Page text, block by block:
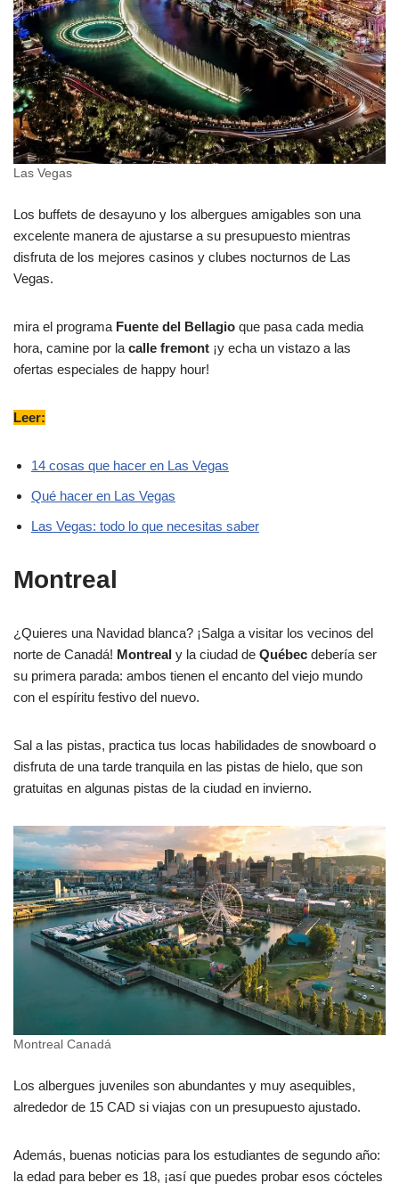
Las Vegas
Los buffets de desayuno y los albergues amigables son una
excelente manera de ajustarse a su presupuesto mientras
disfruta de los mejores casinos y clubes nocturnos de Las
Vegas.
mira el programa Fuente del Bellagio que pasa cada media
hora, camine por la calle fremont ¡y echa un vistazo a las
ofertas especiales de happy hour!
Leer:
14 cosas que hacer en Las Vegas
Qué hacer en Las Vegas
Las Vegas: todo lo que necesitas saber
Montreal
¿Quieres una Navidad blanca? ¡Salga a visitar los vecinos del
norte de Canadá! Montreal y la ciudad de Québec debería ser
su primera parada: ambos tienen el encanto del viejo mundo
con el espíritu festivo del nuevo.
Sal a las pistas, practica tus locas habilidades de snowboard o
disfruta de una tarde tranquila en las pistas de hielo, que son
gratuitas en algunas pistas de la ciudad en invierno.
Montreal Canadá
Los albergues juveniles son abundantes y muy asequibles,
alrededor de 15 CAD si viajas con un presupuesto ajustado.
Además, buenas noticias para los estudiantes de segundo año:
la edad para beber es 18, ¡así que puedes probar esos cócteles